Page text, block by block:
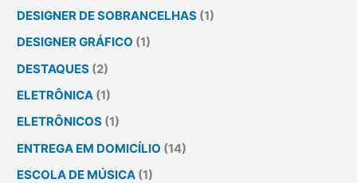
DESIGNER DE SOBRANCELHAS (1)
DESIGNER GRÁFICO (1)
DESTAQUES (2)
ELETRÔNICA (1)
ELETRÔNICOS (1)
ENTREGA EM DOMICÍLIO (14)
ESCOLA DE MÚSICA (1)